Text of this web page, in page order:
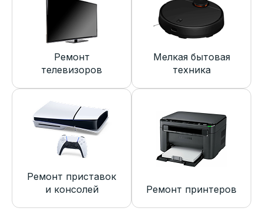
Ремонт
телевизоров
Мелкая бытовая
техника
Ремонт приставок
и консолей
Ремонт принтеров